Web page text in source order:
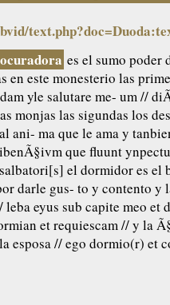
es el sumo poder
en este monesterio las
yle salutare me- um //
monjas las sigundas los
ani- ma que le ama y
que fluunt
el dormidor es el
darle gus- to y contento y
leba eyus sub capite meo et
et requiescam // y la
esposa // ego dormio(r) et